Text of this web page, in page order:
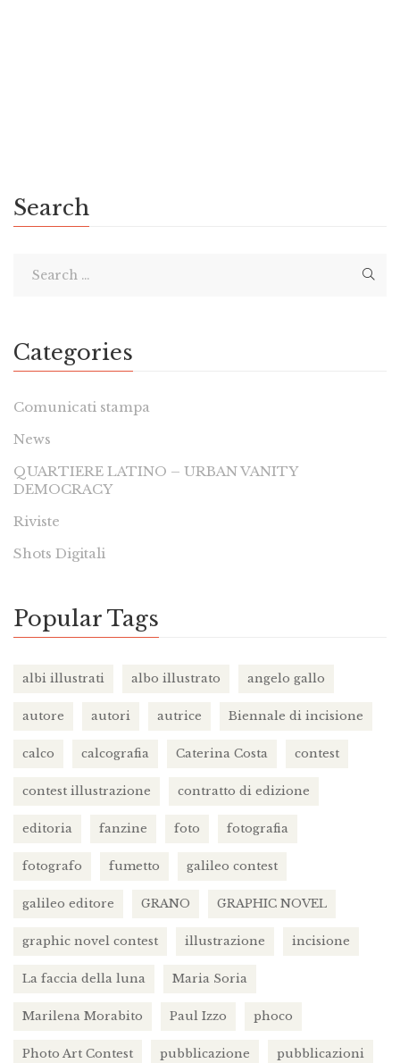
Search
Categories
Comunicati stampa
News
QUARTIERE LATINO – URBAN VANITY
DEMOCRACY
Riviste
Shots Digitali
Popular Tags
albi illustrati albo illustrato angelo gallo
autore autori autrice Biennale di incisione
calco calcografia Caterina Costa contest
contest illustrazione contratto di edizione
editoria fanzine foto fotografia
fotografo fumetto galileo contest
galileo editore GRANO GRAPHIC NOVEL
graphic novel contest illustrazione incisione
La faccia della luna Maria Soria
Marilena Morabito Paul Izzo phoco
Photo Art Contest pubblicazione pubblicazioni